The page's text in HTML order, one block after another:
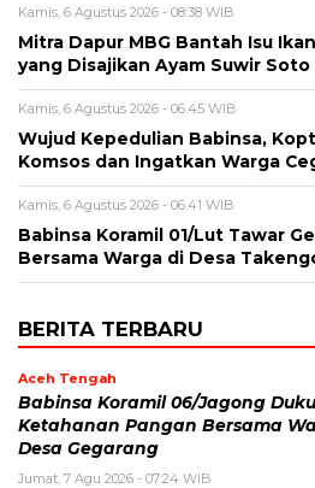
Kamis, 6 Agustus 2026 - 08:38 WIB
‎Mitra Dapur MBG Bantah Isu
yang Disajikan Ayam Suwir Soto
Kamis, 6 Agustus 2026 - 06:45 WIB
‎Wujud Kepedulian Babinsa,
Komsos dan Ingatkan Warga
Kamis, 6 Agustus 2026 - 06:41 WIB
‎Babinsa Koramil 01/Lut Tawar
Bersama Warga di Desa
BERITA TERBARU
Aceh Tengah
‎Babinsa Koramil 06/Jagong
Ketahanan Pangan Bersama
Desa Gegarang
Jumat, 7 Agu 2026 - 07:24 WIB